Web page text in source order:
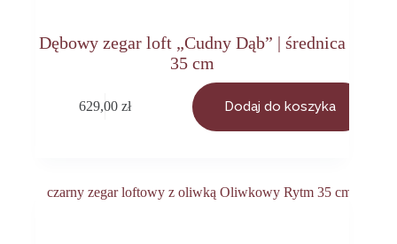
Dębowy zegar loft „Cudny Dąb” | średnica
35 cm
629,00zł Dodaj do koszyka